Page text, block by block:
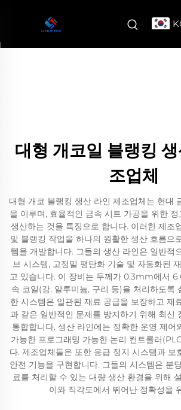
대형 개코일 블랭킹
조업체
대형 개코 블랭킹 생산 라인 제조업체는 현대
을 이루며, 효율적인 금속 시트 가공을 위한
생산하는 것을 특징으로 합니다. 이러한 제조
및 블랭킹 작업을 하나의 원활한 생산 흐름으
템을 개발합니다. 그들의 생산 라인은 일반적
브 시스템, 고정밀 평탄화 기술 및 자동화된
고 있습니다. 이 장비는 두께가 0.3mm에서
속 코일(강, 알루미늄, 구리 등)을 처리하도록
한 시스템은 일관된 재료 공급을 보장하고 재
과 같은 일반적인 문제를 방지하기 위해 최신
통합합니다. 생산 라인에는 정확한 운영 제어
가능한 프로그래밍 가능한 논리 컨트롤러
다. 제조업체들은 또한 응급 정지 시스템과 보
안전 기능을 구현합니다. 그들의 시스템은 분
료를 처리할 수 있는 대량 생산 환경을 위해
이와 직각도에서 뛰어난 정확성을